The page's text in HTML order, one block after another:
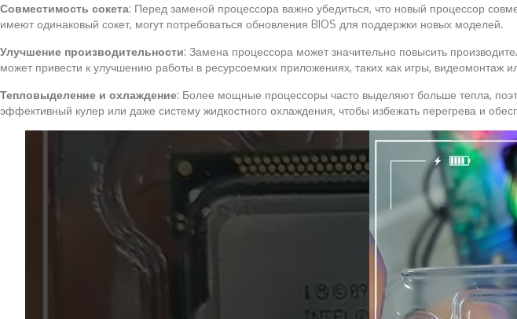
Совместимость сокета: Перед заменой процессора важно убедиться, что новый процессор
имеют одинаковый сокет, могут потребоваться обновления BIOS для поддержки новых моделей.
Улучшение производительности: Замена процессора может значительно повысить
может привести к улучшению работы в ресурсоемких приложениях, таких как игры, видеомонтаж
Тепловыделение и охлаждение: Более мощные процессоры часто выделяют больше тепла,
эффективный кулер или даже систему жидкостного охлаждения, чтобы избежать перегрева и